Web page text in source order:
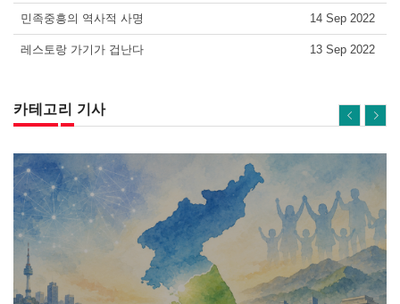
민족중흥의 역사적 사명 14 Sep 2022
레스토랑 가기가 겁난다 13 Sep 2022
카테고리 기사